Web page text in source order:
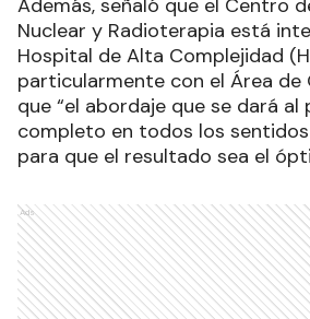
Además, señaló que el Centro
Nuclear y Radioterapia está
Hospital de Alta Complejidad
particularmente con el Área de
que “el abordaje que se dará al
completo en todos los
para que el resultado sea el
Ads